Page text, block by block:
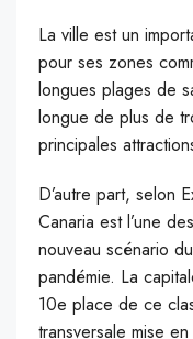
La ville est un
pour ses zones
longues plages de
longue de plus de
principales
D’autre part, selon
Canaria est l’une
nouveau scénario
pandémie. La
10e place de ce
transversale mise